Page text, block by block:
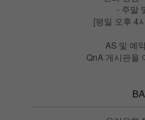
- 주말
[평일 오후 4
AS 및 예
QnA 게시판을